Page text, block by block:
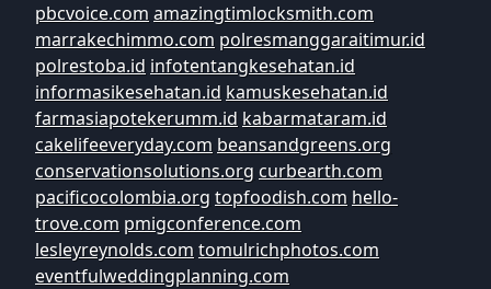
pbcvoice.com amazingtimlocksmith.com
marrakechimmo.com polresmanggaraitimur.id
polrestoba.id infotentangkesehatan.id
informasikesehatan.id kamuskesehatan.id
farmasiapotekerumm.id kabarmataram.id
cakelifeeveryday.com beansandgreens.org
conservationsolutions.org curbearth.com
pacificocolombia.org topfoodish.com hello-
trove.com pmigconference.com
lesleyreynolds.com tomulrichphotos.com
eventfulweddingplanning.com